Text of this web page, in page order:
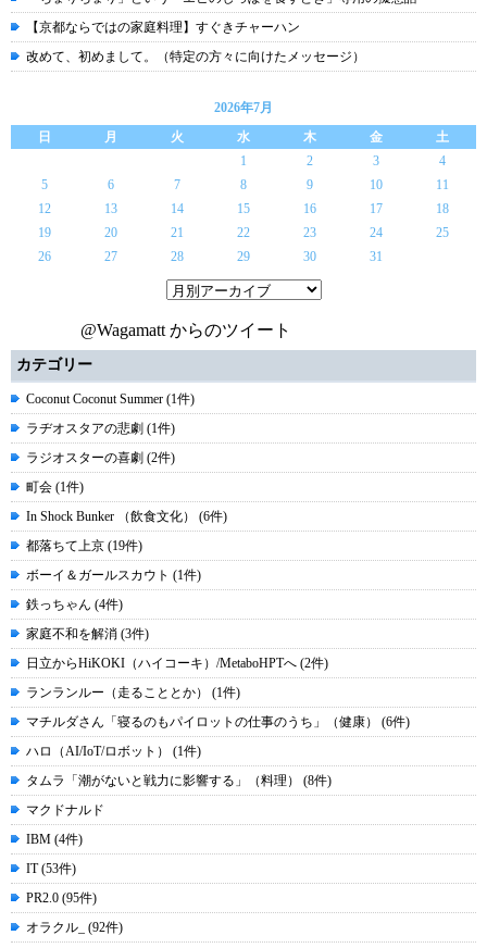
【京都ならではの家庭料理】すぐきチャーハン
改めて、初めまして。（特定の方々に向けたメッセージ）
2026年7月
日
月 火 水 木 金
土
1
2 3
4
5
6 7 8 9 10
11
12
13 14 15 16 17
18
19
20 21 22 23 24
25
26
27 28 29 30 31
@Wagamatt からのツイート
カテゴリー
Coconut Coconut Summer (1件)
ラヂオスタアの悲劇 (1件)
ラジオスターの喜劇 (2件)
町会 (1件)
In Shock Bunker （飲食文化） (6件)
都落ちて上京 (19件)
ボーイ＆ガールスカウト (1件)
鉄っちゃん (4件)
家庭不和を解消 (3件)
日立からHiKOKI（ハイコーキ）/MetaboHPTへ (2件)
ランランルー（走ることとか） (1件)
マチルダさん「寝るのもパイロットの仕事のうち」（健康） (6件)
ハロ（AI/IoT/ロボット） (1件)
タムラ「潮がないと戦力に影響する」（料理） (8件)
マクドナルド
IBM (4件)
IT (53件)
PR2.0 (95件)
オラクル_ (92件)